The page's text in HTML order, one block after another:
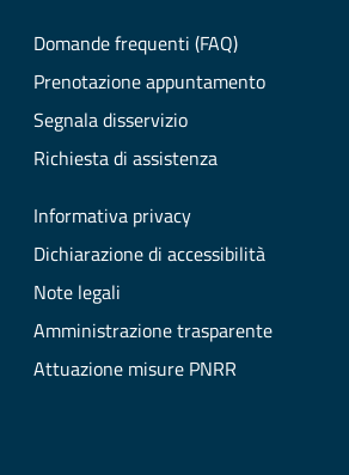
Domande frequenti (FAQ)
Prenotazione appuntamento
Segnala disservizio
Richiesta di assistenza
Informativa privacy
Dichiarazione di accessibilità
Note legali
Amministrazione trasparente
Attuazione misure PNRR